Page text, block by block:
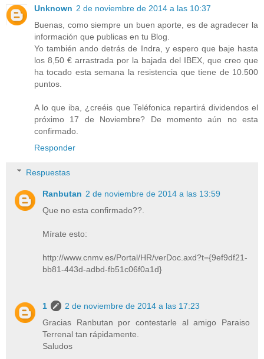
Unknown 2 de noviembre de 2014 a las 10:37
Buenas, como siempre un buen aporte, es de agradecer la
información que publicas en tu Blog.
Yo también ando detrás de Indra, y espero que baje hasta
los 8,50 € arrastrada por la bajada del IBEX, que creo que
ha tocado esta semana la resistencia que tiene de 10.500
puntos.
A lo que iba, ¿creéis que Teléfonica repartirá dividendos el
próximo 17 de Noviembre? De momento aún no esta
confirmado.
Responder
Respuestas
Ranbutan 2 de noviembre de 2014 a las 13:59
Que no esta confirmado??.
Mírate esto:
http://www.cnmv.es/Portal/HR/verDoc.axd?t={9ef9df21-
bb81-443d-adbd-fb51c06f0a1d}
1
2 de noviembre de 2014 a las 17:23
Gracias Ranbutan por contestarle al amigo Paraiso
Terrenal tan rápidamente.
Saludos